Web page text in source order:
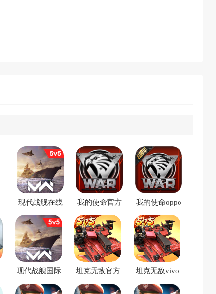
现代战舰在线
版
我的使命官方
我的使命oppo
现代战舰国际
Warships)
坦克无敌官方
坦克无敌vivo